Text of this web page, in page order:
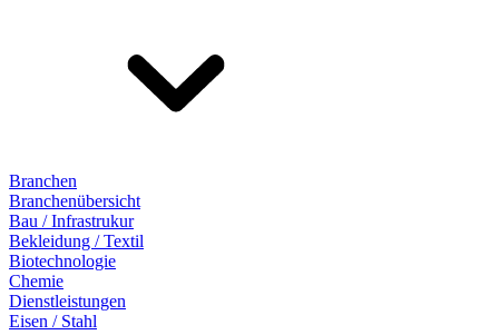
Branchen
Branchenübersicht
Bau / Infrastrukur
Bekleidung / Textil
Biotechnologie
Chemie
Dienstleistungen
Eisen / Stahl